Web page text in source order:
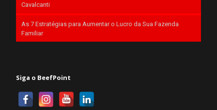
Cavalcanti
As 7 Estratégias para Aumentar o Lucro da Sua Fazenda
Familiar
Siga o BeefPoint